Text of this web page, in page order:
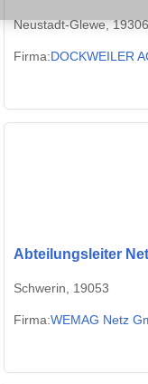
Neustadt-Glewe, 19306
Firma:DOCKWEILER
Abteilungsleiter
Schwerin, 19053
Firma:WEMAG Netz